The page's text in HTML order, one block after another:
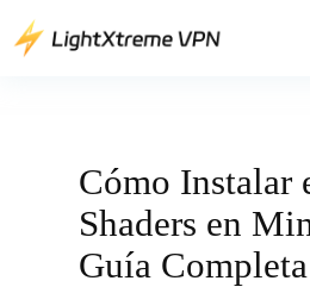
Saltar
Cómo Instalar
Shaders en
Guía Completa